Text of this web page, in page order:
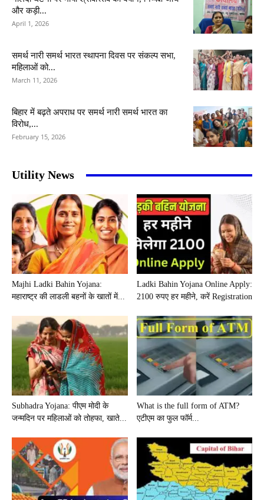
और कड़ी...
April 1, 2026
समर्थ नारी समर्थ भारत स्थापना दिवस पर संकल्प सभा,
महिलाओं को...
March 11, 2026
बिहार में बढ़ते अपराध पर समर्थ नारी समर्थ भारत का
विरोध,...
February 15, 2026
Utility News
Majhi Ladki Bahin Yojana:
महाराष्ट्र की लाडली बहनों के खातों में...
Ladki Bahin Yojana Online Apply:
2100 रुपए हर महीने, करें Registration
Subhadra Yojana: पीएम मोदी के
जन्मदिन पर महिलाओं को तोहफा, खाते...
What is the full form of ATM?
एटीएम का फुल फॉर्म...